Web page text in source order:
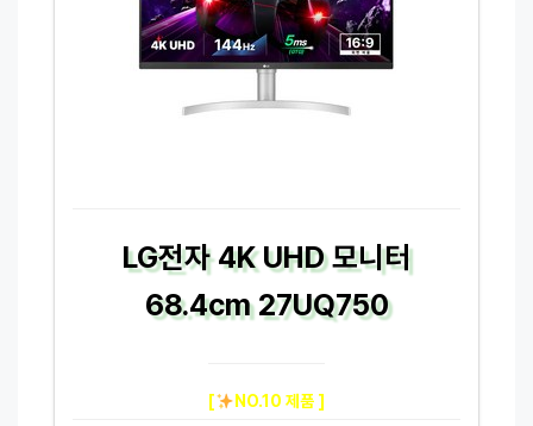
LG전자 4K UHD 모니터
68.4cm 27UQ750
[ NO.10 제품 ]